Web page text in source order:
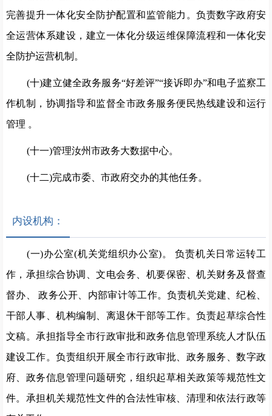
完善提升一体化安全防护配置和监管能力。负责数字政府安
全运营体系建设，建立一体化分级运维保障流程和一体化安
全防护运营机制。
(十)建立健全政务服务“好差评”“接诉即办”和电子监察工
作机制，协调指导和监督全市政务服务便民热线建设和运行
管理 。
(十一)管理汝州市政务大数据中心。
(十二)完成市委、市政府交办的其他任务。
内设机构：
(一)办公室(机关党组织办公室)。负责机关日 常运转工
作，承担综合协调、文电会务、机要保密、机关财务及督查
督办、
政务公开、内部审计等工作。负责机关党建、纪检、
干部人事、机构编制、离退休干部等工作。负责起草综合性
文稿。承担指导全市行政审批和政务信息管理系统人才队伍
建设工作。负责组织开展全市行政审批、政务服务、数字政
府、政务信息管理问题研究，组织起草相关政策等规范性文
件。承担机关规范性文件的合法性审核、清理和依法行政等